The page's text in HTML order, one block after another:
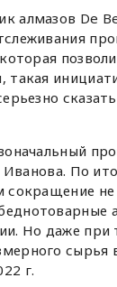
алмазов De
По
не
Но даже
сырья
г.